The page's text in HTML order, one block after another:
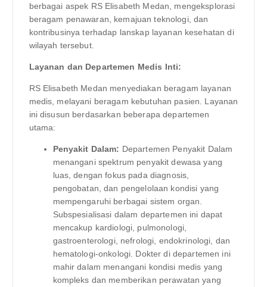
berbagai aspek RS Elisabeth Medan, mengeksplorasi
beragam penawaran, kemajuan teknologi, dan
kontribusinya terhadap lanskap layanan kesehatan di
wilayah tersebut.
Layanan dan Departemen Medis Inti:
RS Elisabeth Medan menyediakan beragam layanan
medis, melayani beragam kebutuhan pasien. Layanan
ini disusun berdasarkan beberapa departemen
utama:
Penyakit Dalam: Departemen Penyakit Dalam
menangani spektrum penyakit dewasa yang
luas, dengan fokus pada diagnosis,
pengobatan, dan pengelolaan kondisi yang
mempengaruhi berbagai sistem organ.
Subspesialisasi dalam departemen ini dapat
mencakup kardiologi, pulmonologi,
gastroenterologi, nefrologi, endokrinologi, dan
hematologi-onkologi. Dokter di departemen ini
mahir dalam menangani kondisi medis yang
kompleks dan memberikan perawatan yang